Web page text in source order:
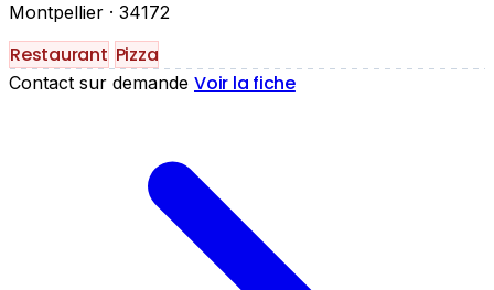
Montpellier · 34172
Restaurant Pizza
Contact sur demande Voir la fiche